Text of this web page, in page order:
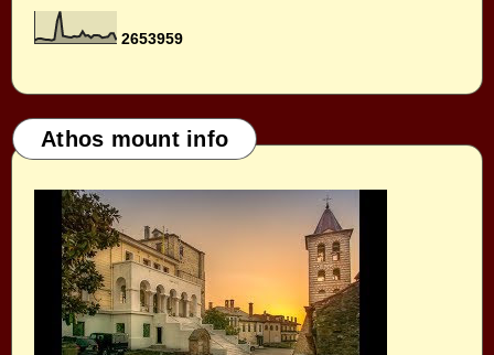
2653959
Athos mount info